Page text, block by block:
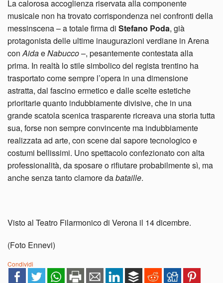
La calorosa accoglienza riservata alla componente
musicale non ha trovato corrispondenza nei confronti della
messinscena – a totale firma di Stefano Poda, già
protagonista delle ultime inaugurazioni verdiane in Arena
conAidaeNabucco–, pesantemente contestata alla
prima. In realtà lo stile simbolico del regista trentino ha
trasportato come sempre l’opera in una dimensione
astratta, dal fascino ermetico e dalle scelte estetiche
prioritarie quanto indubbiamente divisive, che in una
grande scatola scenica trasparente ricreava una storia tutta
sua, forse non sempre convincente ma indubbiamente
realizzata ad arte, con scene dal sapore tecnologico e
costumi bellissimi. Uno spettacolo confezionato con alta
professionalità, da sposare o rifiutare probabilmente sì, ma
anche senza tanto clamore dabataille.
Visto al Teatro Filarmonico di Verona il 14 dicembre.
(Foto Ennevi)
Condividi